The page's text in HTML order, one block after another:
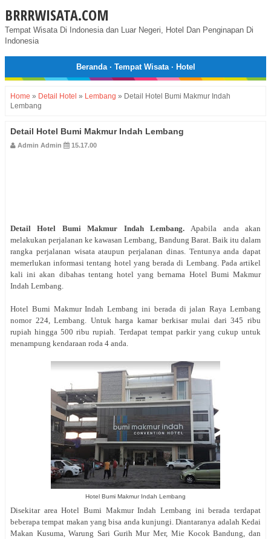
BRRRWISATA.COM
Tempat Wisata Di Indonesia dan Luar Negeri, Hotel Dan Penginapan Di
Indonesia
Beranda· Tempat Wisata· Hotel
Home » Detail Hotel » Lembang » Detail Hotel Bumi Makmur Indah
Lembang
Detail Hotel Bumi Makmur Indah Lembang
Admin Admin 15.17.00
Detail Hotel Bumi Makmur Indah Lembang.Apabila anda akan
melakukan perjalanan ke kawasan Lembang, Bandung Barat. Baik itu dalam
rangka perjalanan wisata ataupun perjalanan dinas. Tentunya anda dapat
memerlukan informasi tentang hotel yang berada di Lembang. Pada artikel
kali ini akan dibahas tentang hotel yang bernama Hotel Bumi Makmur
Indah Lembang.
Hotel Bumi Makmur Indah Lembang ini berada di jalanRaya Lembang
nomor 224, Lembang. Untuk harga kamar berkisar mulai dari 345 ribu
rupiah hingga 500 ribu rupiah. Terdapat tempat parkir yang cukup untuk
menampung kendaraan roda 4 anda.
Hotel Bumi Makmur Indah Lembang
Disekitar area Hotel Bumi Makmur Indah Lembang ini berada terdapat
beberapa tempat makan yang bisa anda kunjungi. Diantaranya adalah Kedai
Makan Kusuma, Warung Sari Gurih Mur Mer, Mie Kocok Bandung, dan